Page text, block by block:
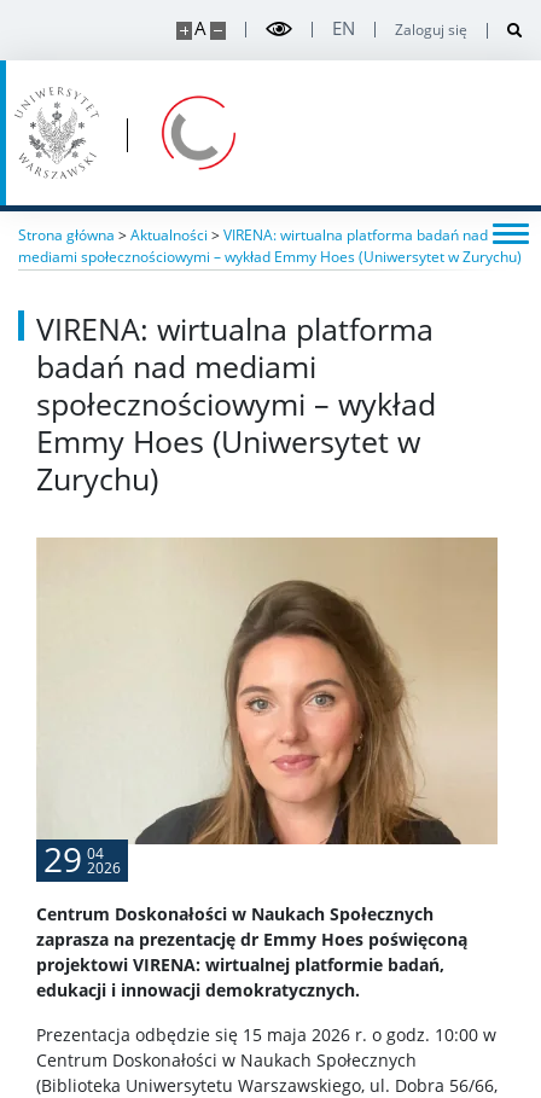
A EN Zaloguj się
Strona główna >Aktualności >VIRENA: wirtualna platforma badań nad
mediami społecznościowymi – wykład Emmy Hoes (Uniwersytet w Zurychu)
VIRENA: wirtualna platforma
badań nad mediami
społecznościowymi – wykład
Emmy Hoes (Uniwersytet w
Zurychu)
29 04
2026
Centrum Doskonałości w Naukach Społecznych
zaprasza na prezentację dr Emmy Hoes poświęconą
projektowi VIRENA: wirtualnej platformie badań,
edukacji i innowacji demokratycznych.
Prezentacja odbędzie się 15 maja 2026 r. o godz. 10:00 w
Centrum Doskonałości w Naukach Społecznych
(Biblioteka Uniwersytetu Warszawskiego, ul. Dobra 56/66,